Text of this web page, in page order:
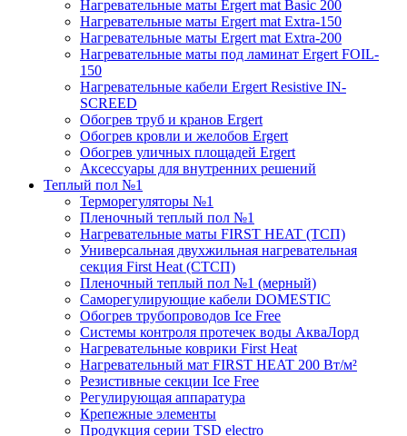
Нагревательные маты Ergert mat Basic 200
Нагревательные маты Ergert mat Extra-150
Нагревательные маты Ergert mat Extra-200
Нагревательные маты под ламинат Ergert FOIL-
150
Нагревательные кабели Ergert Resistive IN-
SCREED
Обогрев труб и кранов Ergert
Обогрев кровли и желобов Ergert
Обогрев уличных площадей Ergert
Аксессуары для внутренних решений
Теплый пол №1
Терморегуляторы №1
Пленочный теплый пол №1
Нагревательные маты FIRST HEAT (ТСП)
Универсальная двухжильная нагревательная
секция First Heat (СТСП)
Пленочный теплый пол №1 (мерный)
Саморегулирующие кабели DOMESTIC
Обогрев трубопроводов Ice Free
Системы контроля протечек воды АкваЛорд
Нагревательные коврики First Heat
Нагревательный мат FIRST HEAT 200 Вт/м²
Резистивные секции Ice Free
Регулирующая аппаратура
Крепежные элементы
Продукция серии TSD electro